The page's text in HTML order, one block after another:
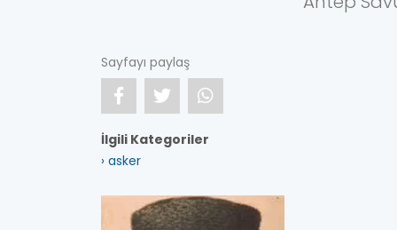
Sayfayı paylaş
İlgili Kategoriler
› asker